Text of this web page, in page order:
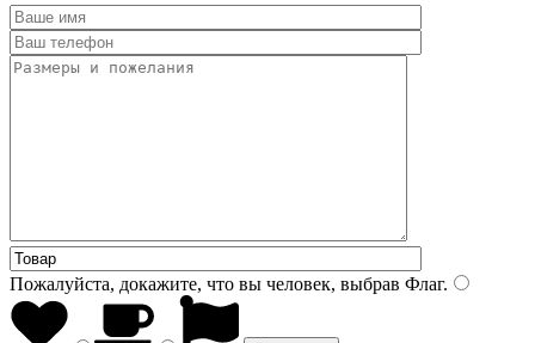
Пожалуйста, докажите, что вы человек, выбрав Флаг.